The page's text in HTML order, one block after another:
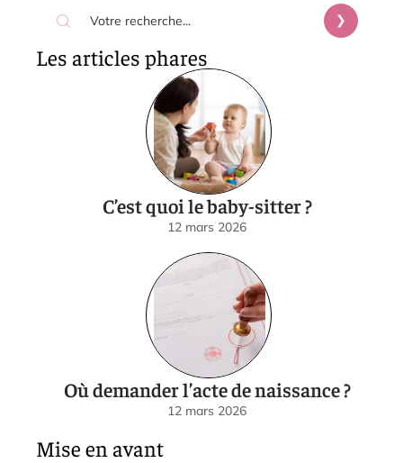
Les articles phares
C’est quoi le baby-sitter ?
12 mars 2026
Où demander l’acte de naissance ?
12 mars 2026
Mise en avant